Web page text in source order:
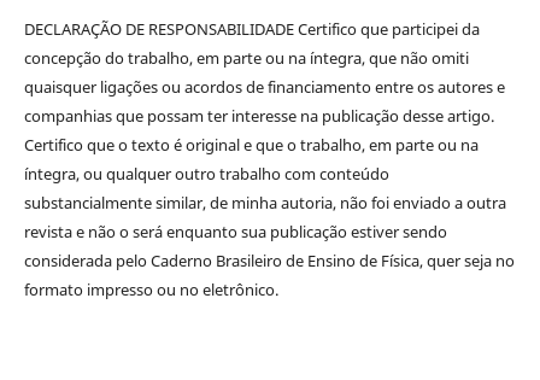
DECLARAÇÃO DE RESPONSABILIDADE Certifico que participei da
concepção do trabalho, em parte ou na íntegra, que não omiti
quaisquer ligações ou acordos de financiamento entre os autores e
companhias que possam ter interesse na publicação desse artigo.
Certifico que o texto é original e que o trabalho, em parte ou na
íntegra, ou qualquer outro trabalho com conteúdo
substancialmente similar, de minha autoria, não foi enviado a outra
revista e não o será enquanto sua publicação estiver sendo
considerada pelo Caderno Brasileiro de Ensino de Física, quer seja no
formato impresso ou no eletrônico.